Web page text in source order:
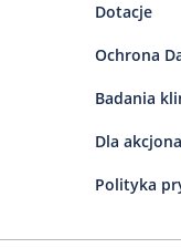
Dotacje
Ochrona
Badania
Dla
Polityka